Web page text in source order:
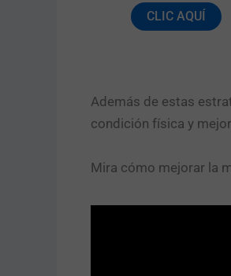
CLIC AQUÍ
Además de estas
condición física y
Mira cómo mejorar la